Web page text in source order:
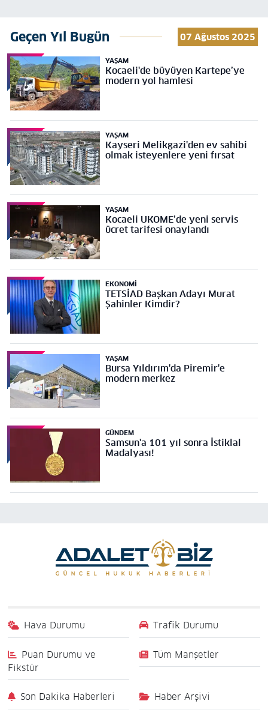
Geçen Yıl Bugün 07 Ağustos 2025
YAŞAM
Kocaeli'de büyüyen Kartepe’ye
modern yol hamlesi
YAŞAM
Kayseri Melikgazi'den ev sahibi
olmak isteyenlere yeni fırsat
YAŞAM
Kocaeli UKOME’de yeni servis
ücret tarifesi onaylandı
EKONOMI
TETSİAD Başkan Adayı Murat
Şahinler Kimdir?
YAŞAM
Bursa Yıldırım'da Piremir'e
modern merkez
GÜNDEM
Samsun'a 101 yıl sonra İstiklal
Madalyası!
Hava Durumu Trafik Durumu
Puan Durumu ve
Fikstür
Tüm Manşetler
Son Dakika Haberleri Haber Arşivi